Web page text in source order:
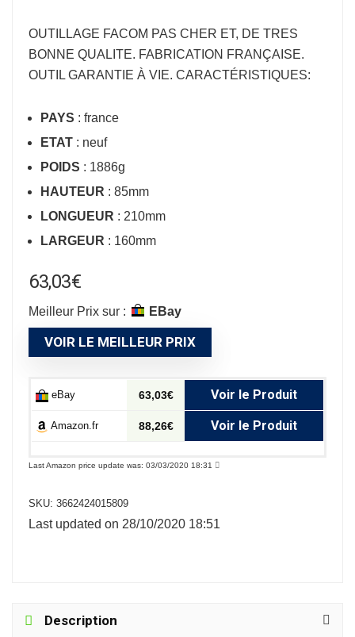
OUTILLAGE FACOM PAS CHER ET, DE TRES
BONNE QUALITE. FABRICATION FRANÇAISE.
OUTIL GARANTIE À VIE. CARACTÉRISTIQUES:
PAYS : france
ETAT : neuf
POIDS : 1886g
HAUTEUR : 85mm
LONGUEUR : 210mm
LARGEUR : 160mm
63,03€
Meilleur Prix sur : eBay
VOIR LE MEILLEUR PRIX
eBay 63,03€ Voir le Produit
Amazon.fr 88,26€ Voir le Produit
Last Amazon price update was: 03/03/2020 18:31
SKU: 3662424015809
Last updated on 28/10/2020 18:51
Description